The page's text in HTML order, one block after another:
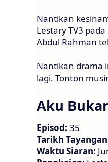
Nantikan
Lestary TV3
Abdul Rahman
Nantikan drama
lagi. Tonton
Aku
Episod: 35
Tarikh
Waktu Siaran: